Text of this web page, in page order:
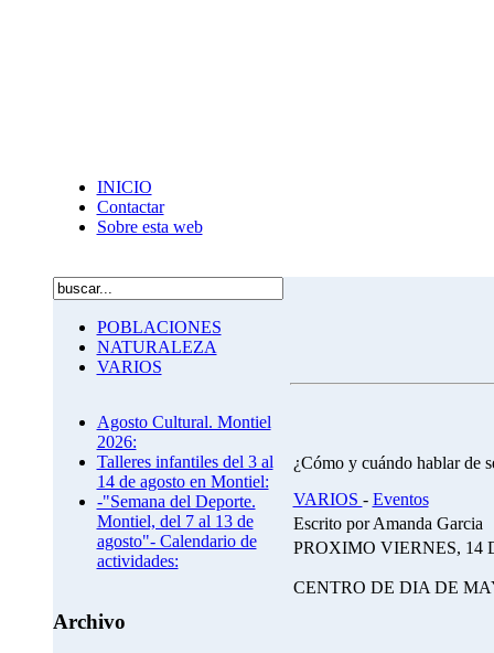
INICIO
Contactar
Sobre esta web
POBLACIONES
NATURALEZA
VARIOS
Agosto Cultural. Montiel
2026:
Talleres infantiles del 3 al
14 de agosto en Montiel:
-"Semana del Deporte.
Montiel, del 7 al 13 de
agosto"- Calendario de
actividades:
Archivo
¿Cómo y cuándo hablar de
VARIOS - Eventos
Escrito por Amanda Garcia
PROXIMO VIERNES, 14
CENTRO DE DIA DE